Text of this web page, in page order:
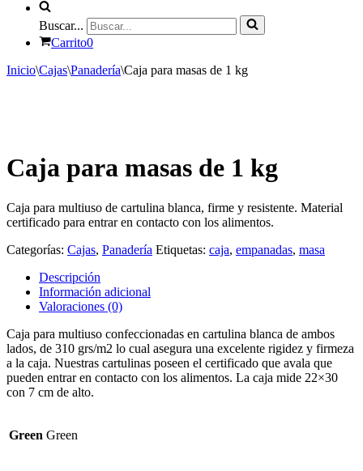
Buscar...
Carrito0
Inicio\Cajas\Panadería\Caja para masas de 1 kg
Caja para masas de 1 kg
Caja para multiuso de cartulina blanca, firme y resistente. Material
certificado para entrar en contacto con los alimentos.
Categorías: Cajas, Panadería Etiquetas: caja, empanadas, masa
Descripción
Información adicional
Valoraciones (0)
Caja para multiuso confeccionadas en cartulina blanca de ambos
lados, de 310 grs/m2 lo cual asegura una excelente rigidez y firmeza
a la caja. Nuestras cartulinas poseen el certificado que avala que
pueden entrar en contacto con los alimentos. La caja mide 22×30
con 7 cm de alto.
Green Green